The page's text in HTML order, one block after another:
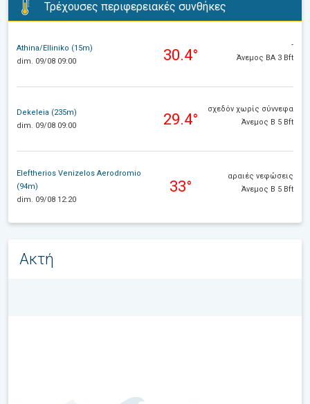
Τρέχουσες περιφερειακές συνθήκες
Athina/Elliniko (15m)
dim. 09/08 09:00
30.4°
-
Άνεμος ΒΑ 3 Bft
Dekeleia (235m)
dim. 09/08 09:00
29.4°
σχεδόν χωρίς σύννεφα
Άνεμος Β 5 Bft
Eleftherios Venizelos Aerodromio
(94m)
dim. 09/08 12:20
33°
αραιές νεφώσεις
Άνεμος Β 5 Bft
Ακτή